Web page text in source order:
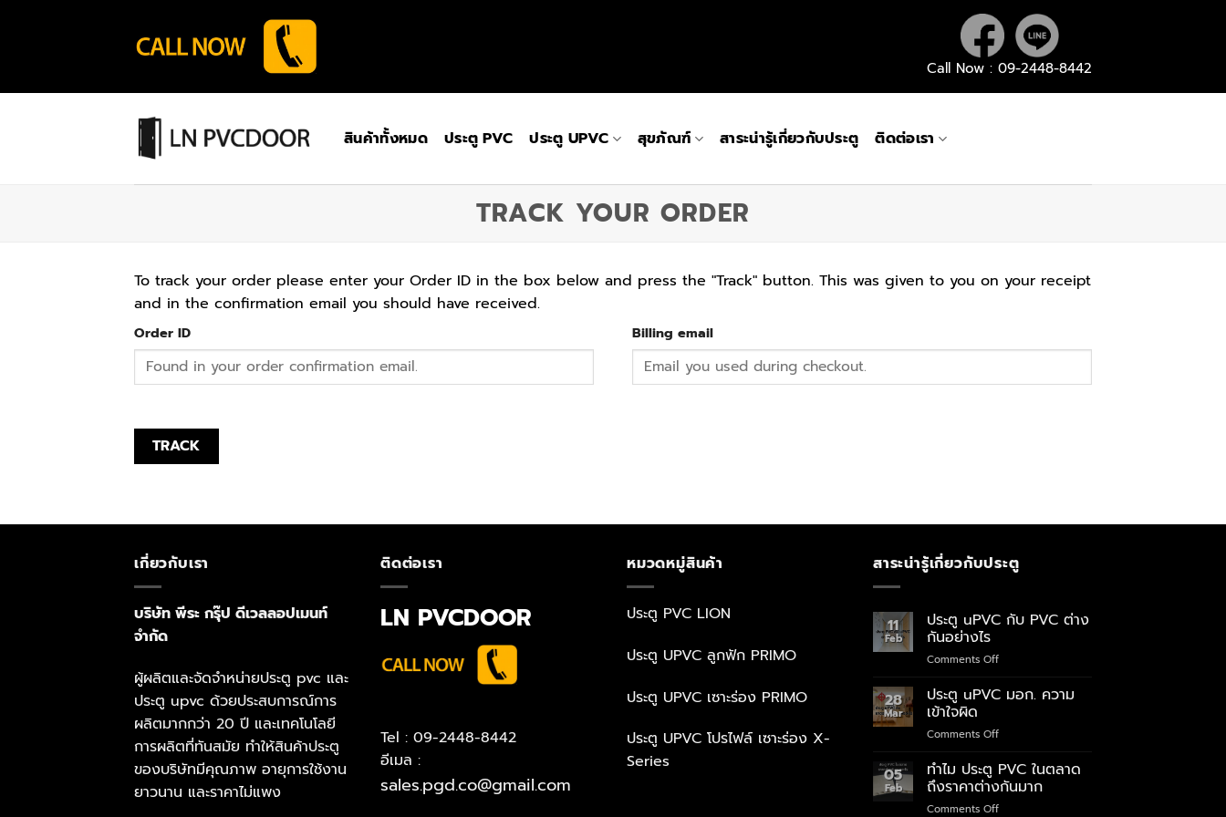
Call Now : 09-2448-8442
สินค้าทั้งหมด ประตู PVC ประตู UPVC สุขภัณฑ์ สาระน่ารู้เกี่ยวกับประตู ติดต่อเรา
TRACK YOUR ORDER
To track your order please enter your Order ID in the box below and press the "Track" button. This was given to you on your receipt
and in the confirmation email you should have received.
Order ID Billing email
TRACK
เกี่ยวกับเรา
บริษัท พีระ กรุ๊ป ดีเวลลอปเมนท์
จำกัด
ผู้ผลิตและจัดจำหน่ายประตู pvc และ
ประตู upvc ด้วยประสบการณ์การ
ผลิตมากกว่า 20 ปี และเทคโนโลยี
การผลิตที่ทันสมัย ทำให้สินค้าประตู
ของบริษัทมีคุณภาพ อายุการใช้งาน
ยาวนาน และราคาไม่แพง
ติดต่อเรา
LN PVCDOOR
Tel : 09-2448-8442
อีเมล :
sales.pgd.co@gmail.com
หมวดหมู่สินค้า
ประตู PVC LION
ประตู UPVC ลูกฟัก PRIMO
ประตู UPVC เซาะร่อง PRIMO
ประตู UPVC โปรไฟล์ เซาะร่อง X-
Series
สาระน่ารู้เกี่ยวกับประตู
11
Feb
ประตู uPVC กับ PVC ต่าง
กันอย่างไร
Comments Offon
uPVC
ต่าง
อย่างไร
28
Mar
ประตู uPVC มอก. ความ
เข้าใจผิด
Comments Offon
uPVC
มอก.
ความ
เข้าใจ
05
Feb
ทำไม ประตู PVC ในตลาด
ถึงราคาต่างกันมาก
Comments Offon